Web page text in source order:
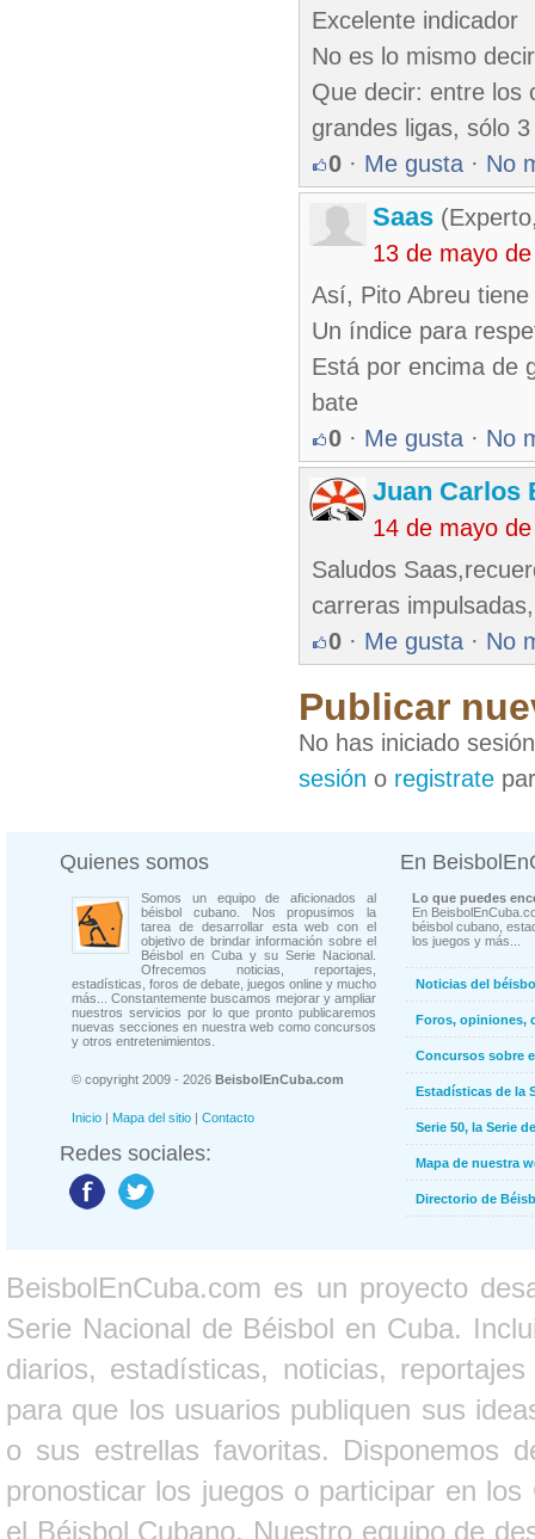
Excelente indicador
No es lo mismo
Que decir: entre los
grandes ligas, sólo
0 · Me gusta · No
Saas
13 de mayo
Así, Pito Abreu
Un índice para
Está por encima de
bate
0 · Me gusta · No
Juan Carlos
14 de mayo
Saludos
carreras
0 · Me gusta · No
Publicar
No has iniciado
sesión o registrate
Quienes somos
Somos un equipo de aficionados al
béisbol cubano. Nos propusimos la
tarea de desarrollar esta web con el
objetivo de brindar información sobre el
Béisbol en Cuba y su Serie Nacional.
Ofrecemos noticias, reportajes,
estadísticas, foros de debate, juegos online y mucho
más... Constantemente buscamos mejorar y ampliar
nuestros servicios por lo que pronto publicaremos
nuevas secciones en nuestra web como concursos
y otros entretenimientos.
© copyright 2009 - 2026 BeisbolEnCuba.com
Inicio | Mapa del sitio | Contacto
Redes sociales:
En
Lo que puedes
En
béisbol cubano,
los juegos y más...
Noticias del
Foros, opiniones,
Concursos sobre
Estadísticas de la
Serie 50, la Serie
Mapa de nuestra
Directorio de
BeisbolEnCuba.com es un proyecto
Serie Nacional de Béisbol en Cuba.
diarios, estadísticas, noticias,
para que los usuarios publiquen sus
o sus estrellas favoritas. Disponemos
pronosticar los juegos o participar en
el Béisbol Cubano. Nuestro equipo de